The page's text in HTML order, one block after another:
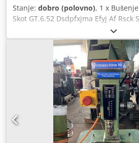
Stanje: dobro (polovno), 1 x
Skot GT.6.52 Dsdpfxjma Efyj Af Rsck
500/630/1000/1250 rpm
Klešta prečnika stega: 10 mm